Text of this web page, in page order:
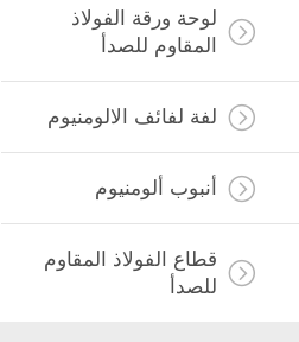
لوحة ورقة الفولاذ
المقاوم للصدأ
لفة لفائف الالومنيوم
أنبوب ألومنيوم
قطاع الفولاذ المقاوم
للصدأ